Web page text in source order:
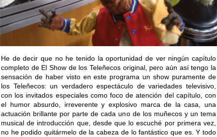
He de decir que no he tenido la oportunidad de ver ningún capítulo
completo de El Show de los Teleñecos original, pero aún así tengo la
sensación de haber visto en este programa un show puramente de
los Teleñecos: un verdadero espectáculo de variedades televisivo,
con los invitados especiales como foco de atención del capítulo, con
el humor absurdo, irreverente y explosivo marca de la casa, una
actuación brillante por parte de cada uno de los muñecos y un tema
musical de introducción que, desde que lo escuché por primera vez,
no he podido quitármelo de la cabeza de lo fantástico que es. Y todo